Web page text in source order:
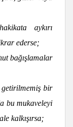
aykırı
ederse;
bağışlamalar
getirilmemiş bir
bu mukaveleyi
kalkışırsa;